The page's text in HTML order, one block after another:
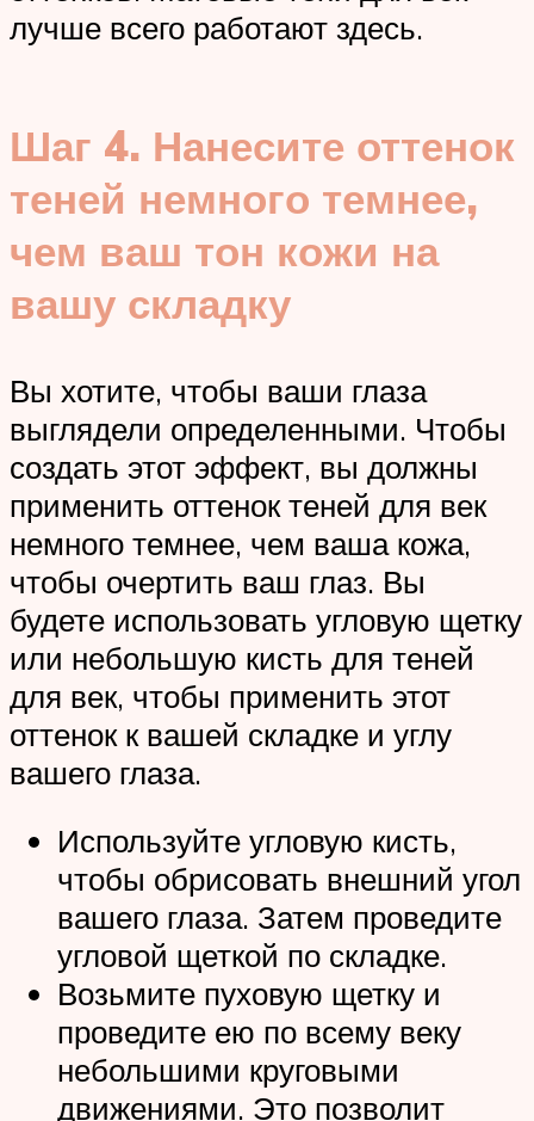
лучше всего работают здесь.
Шаг 4. Нанесите оттенок
теней немного темнее,
чем ваш тон кожи на
вашу складку
Вы хотите, чтобы ваши глаза
выглядели определенными. Чтобы
создать этот эффект, вы должны
применить оттенок теней для век
немного темнее, чем ваша кожа,
чтобы очертить ваш глаз. Вы
будете использовать угловую щетку
или небольшую кисть для теней
для век, чтобы применить этот
оттенок к вашей складке и углу
вашего глаза.
Используйте угловую кисть,
чтобы обрисовать внешний угол
вашего глаза. Затем проведите
угловой щеткой по складке.
Возьмите пуховую щетку и
проведите ею по всему веку
небольшими круговыми
движениями. Это позволит